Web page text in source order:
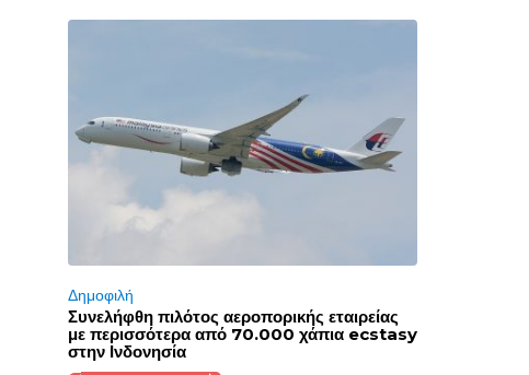
Δημοφιλή
Συνελήφθη πιλότος αεροπορικής εταιρείας
με περισσότερα από 70.000 χάπια ecstasy
στην Ινδονησία